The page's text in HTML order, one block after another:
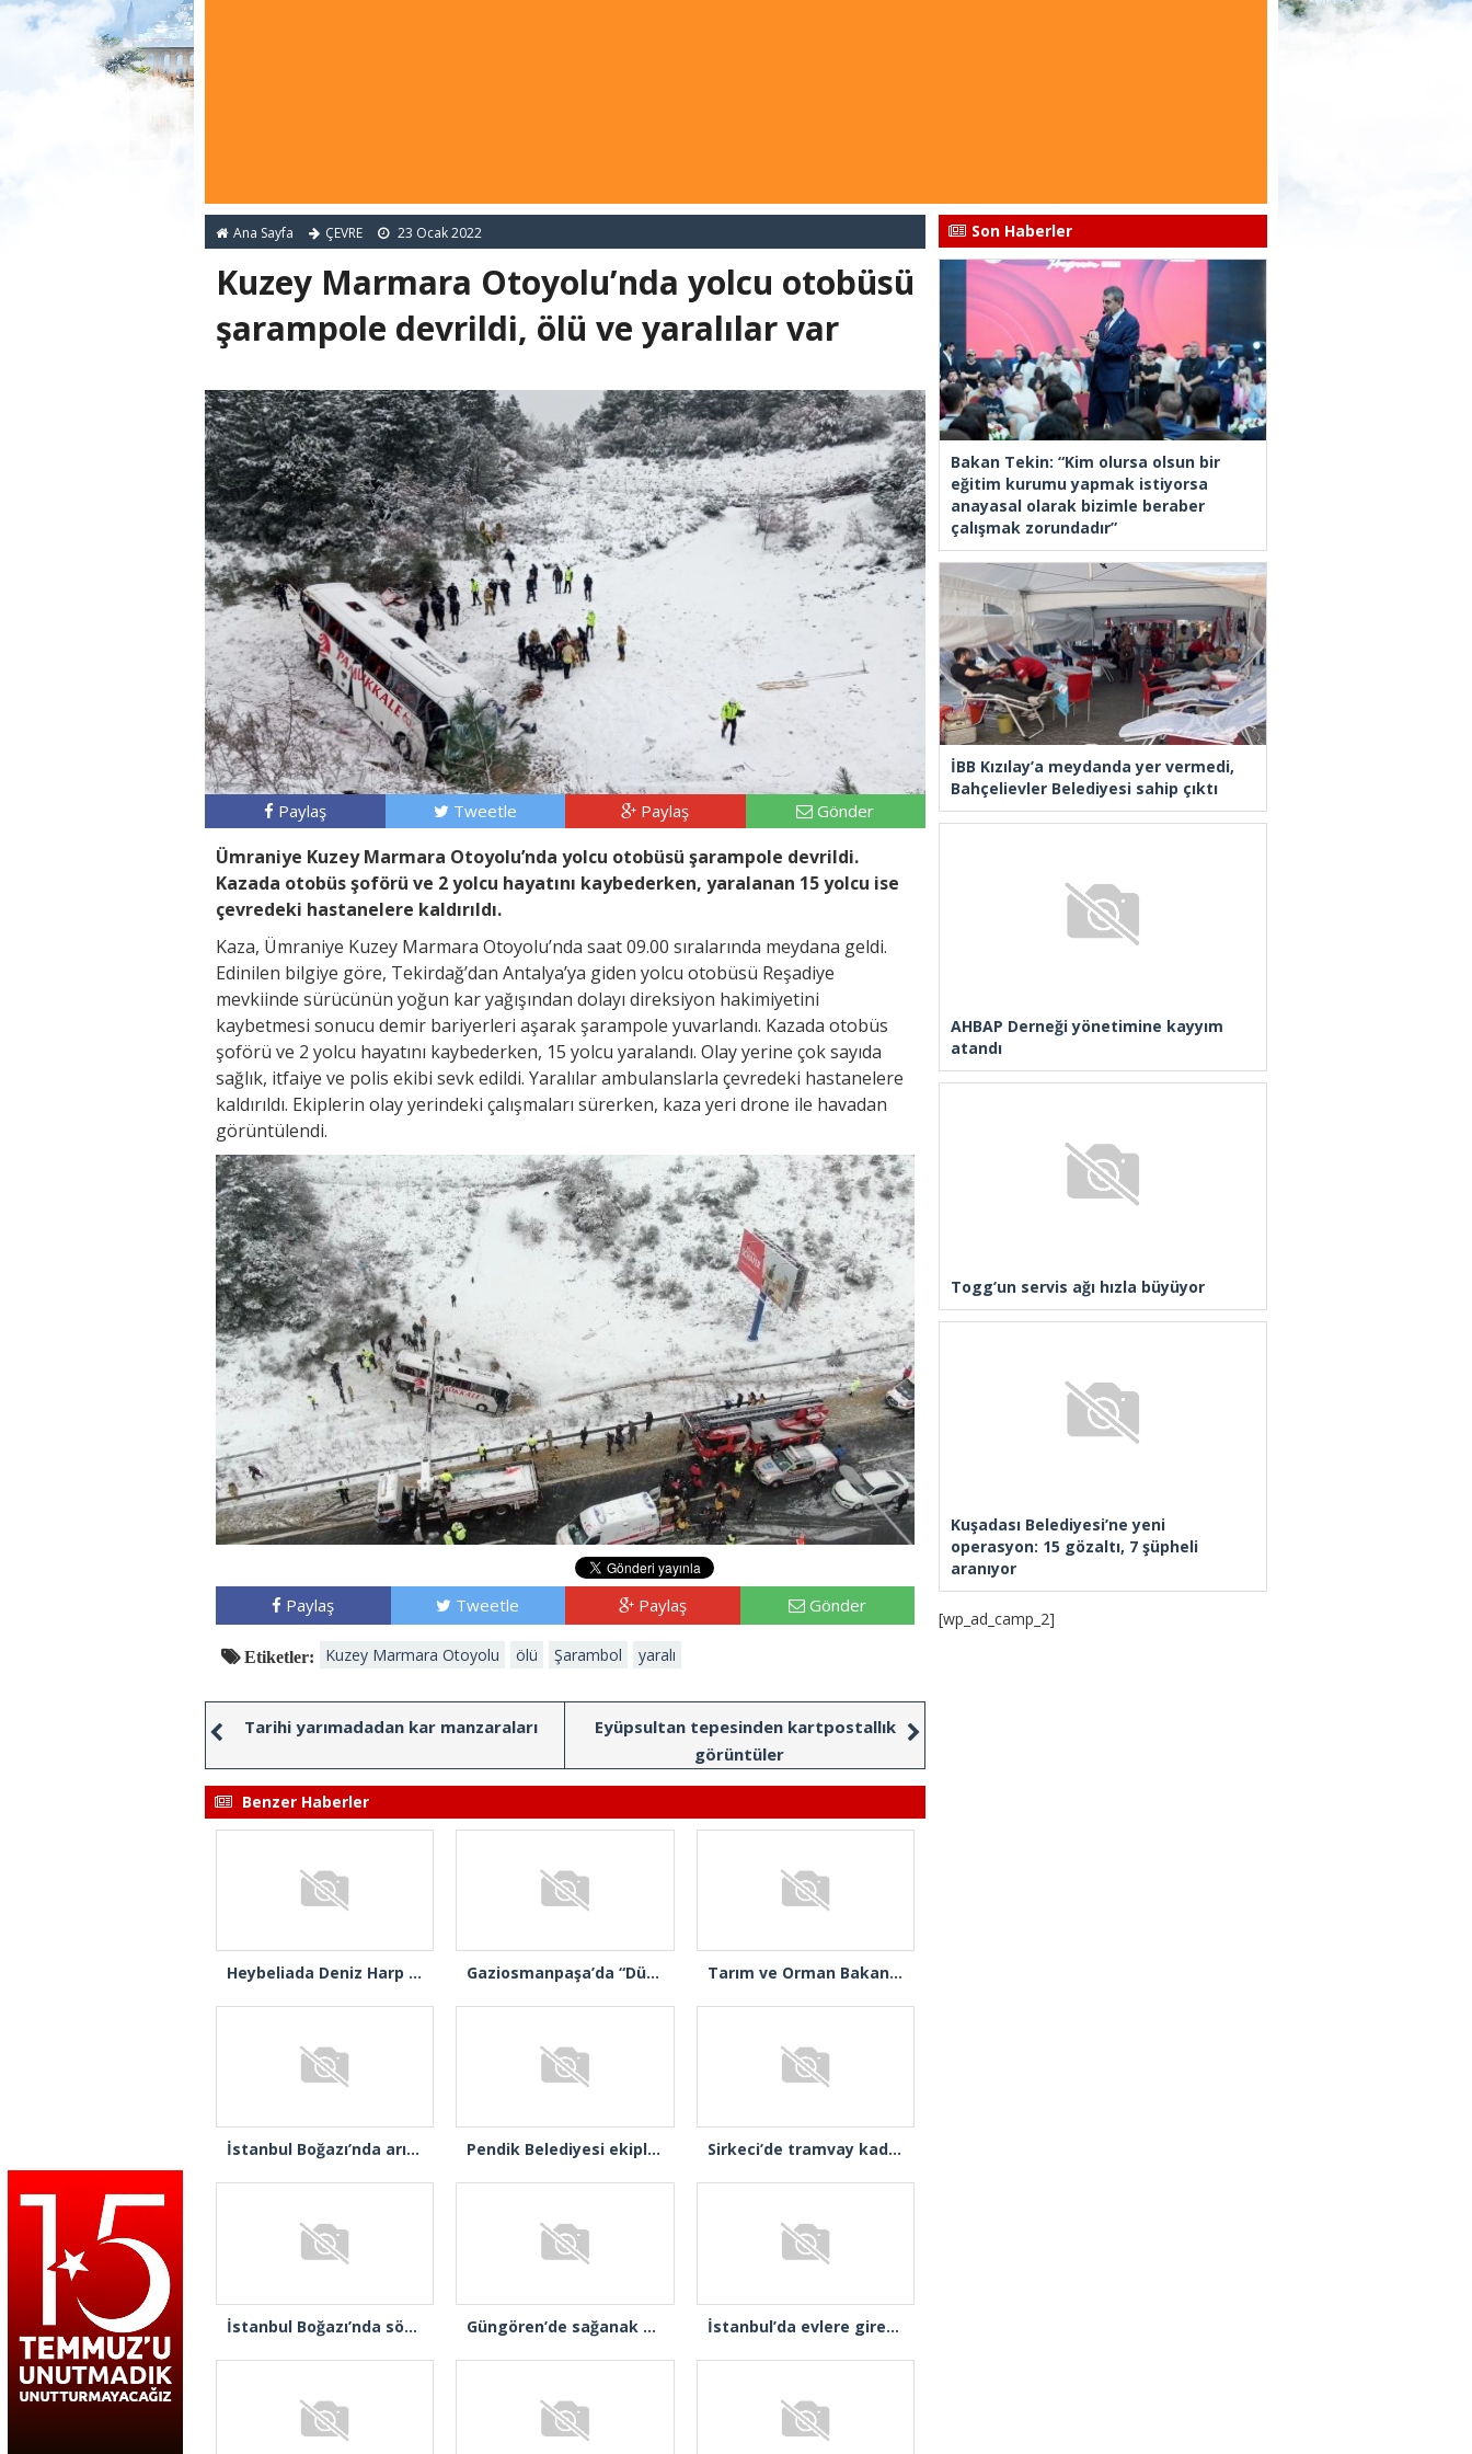
Ana Sayfa ÇEVRE 23 Ocak 2022
Kuzey Marmara Otoyolu’nda yolcu otobüsü
şarampole devrildi, ölü ve yaralılar var
Paylaş Tweetle Paylaş Gönder
Ümraniye Kuzey Marmara Otoyolu’nda yolcu otobüsü şarampole devrildi.
Kazada otobüs şoförü ve 2 yolcu hayatını kaybederken, yaralanan 15 yolcu ise
çevredeki hastanelere kaldırıldı.
Kaza, Ümraniye Kuzey Marmara Otoyolu’nda saat 09.00 sıralarında meydana geldi.
Edinilen bilgiye göre, Tekirdağ’dan Antalya’ya giden yolcu otobüsü Reşadiye
mevkiinde sürücünün yoğun kar yağışından dolayı direksiyon hakimiyetini
kaybetmesi sonucu demir bariyerleri aşarak şarampole yuvarlandı. Kazada otobüs
şoförü ve 2 yolcu hayatını kaybederken, 15 yolcu yaralandı. Olay yerine çok sayıda
sağlık, itfaiye ve polis ekibi sevk edildi. Yaralılar ambulanslarla çevredeki hastanelere
kaldırıldı. Ekiplerin olay yerindeki çalışmaları sürerken, kaza yeri drone ile havadan
görüntülendi.
Paylaş Tweetle Paylaş Gönder
Etiketler: Kuzey Marmara Otoyolu ölü Şarambol yaralı
Tarihi yarımadadan kar manzaraları
Eyüpsultan tepesinden kartpostallık
görüntüler
Benzer Haberler
Heybeliada Deniz Harp Okulu’nda çıkan yangın söndürüldü Gaziosmanpaşa’da “Dünya Karpuz Günü” festival havasında kutlandı Tarım ve Orman Bakanı İbrahim Yumaklı: “Son 3 günde 260 yangına müdahale ettik, 258’i kontrol altına aldık”
İstanbul Boğazı’nda arızalanan gemi Ahırkapı’ya demirlendi Pendik Belediyesi ekipleri Balıkesir’deki orman yangınına müdahale ediyor Sirkeci’de tramvay kadına çarptı
İstanbul Boğazı’nda sörf yaparken fırtınaya yakalandılar Güngören’de sağanak alt geçidi göle çevirdi: Yol trafiğe kapatıldı İstanbul’da evlere giren dev çekirgeler paniğe neden oldu
Son Haberler
Bakan Tekin: “Kim olursa olsun bir
eğitim kurumu yapmak istiyorsa
anayasal olarak bizimle beraber
çalışmak zorundadır”
İBB Kızılay’a meydanda yer vermedi,
Bahçelievler Belediyesi sahip çıktı
AHBAP Derneği yönetimine kayyım
atandı
Togg’un servis ağı hızla büyüyor
Kuşadası Belediyesi’ne yeni
operasyon: 15 gözaltı, 7 şüpheli
aranıyor
[wp_ad_camp_2]